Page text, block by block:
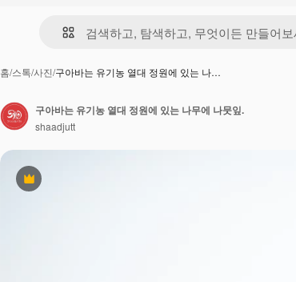
홈/스톡/사진/구아바는 유기농 열대 정원에 있는 나…
프리미엄
구아바는 유기농 열대 정원에 있는 나무에 나뭇잎.
shaadjutt